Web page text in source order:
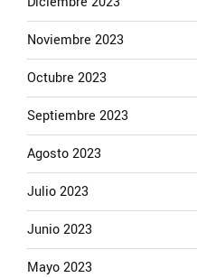
Noviembre 2023
Octubre 2023
Septiembre 2023
Agosto 2023
Julio 2023
Junio 2023
Mayo 2023